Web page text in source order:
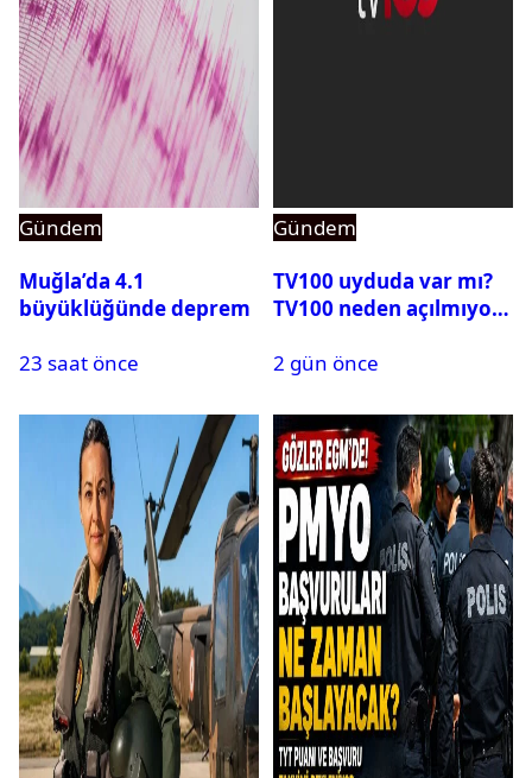
Gündem
Muğla’da 4.1
büyüklüğünde deprem
23 saat önce
Gündem
TV100 uyduda var mı?
TV100 neden açılmıyor?
2 gün önce